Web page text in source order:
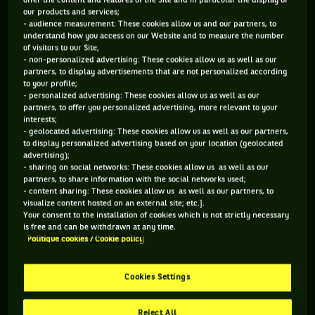
Le tournoi se jouait sur gazon de 1905 à 1987. Depuis le «
happy slam » comme il est surnommé par les joueurs pour la
bonne humeur permanente des Australiens et la bonne
ambiance qu'il y règne, se dispute sur dur. L’Open d’Australie
ne s’est pas toujours disputé à Melbourne, mais aussi à
Sydney, Adélaïde, Brisbane, Perth et deux fois en Nouvelle
Zélande, à Christchurch et Hastings. Du fait qu'il se situe à
l'autre bout du monde, l'Open d'Australie a mis du temps à
attirer la totalité du circuit. John McEnroe n'a disputé que 5
Open d'Australie, alors qu'il a joué les 3 autres au moins le
double de fois. Entres autres célèbre pour ses night sessions,
le tournoi de Melbourne détient le record pour le match le
plus tardif en Grand Chelem. Il s'agit du Hewitt-Baghdatis de
2008. Ce match comptant pour le 3e tour s'est achevé à 4h33
raison d'un Federer-Tisparevic à rallonge. Pour la petite
histoire, c'est Rusty (le surnom de Lleyton Hewitt) qui s'est
our products and services;
- audience measurement: These cookies allow us and our partners, to
understand how you access on our Website and to measure the number
of visitors to our Site;
- non-personalized advertising: These cookies allow us as well as our
partners, to display advertisements that are not personalized according
to your profile;
- personalized advertising: These cookies allow us as well as our
partners, to offer you personalized advertising, more relevant to your
interests;
- geolocated advertising: These cookies allow us as well as our partners,
to display personalized advertising based on your location (geolocated
advertising);
- sharing on social networks: These cookies allow us as well as our
partners, to share information with the social networks used;
- content sharing: These cookies allow us as well as our partners, to
visualize content hosted on an external site; etc.].
Your consent to the installation of cookies which is not strictly necessary
is free and can be withdrawn at any time.
Politique cookies / Cookie policy
Cookies Settings
Reject All